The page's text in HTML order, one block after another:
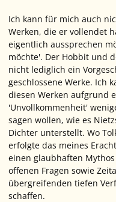
Ich kann für mich auch
Werken, die er vollendet
eigentlich aussprechen
möchte'. Der Hobbit und
nicht lediglich ein
geschlossene Werke. Ich
diesen Werken aufgrund
'Unvollkommenheit'
sagen wollen, wie es
Dichter unterstellt. Wo
erfolgte das meines
einen glaubhaften
offenen Fragen sowie
übergreifenden tiefen
schaffen.